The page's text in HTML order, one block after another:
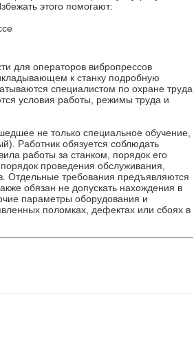
этого помогают:
для операторов вибропрессов
к станку подробную
специалистом по охране труда
условия работы, режимы труда и
не только специальное обучение,
Работник обязуется соблюдать
работы за станком, порядок его
проведения обслуживания,
Отдельные требования предъявляются
обязан не допускать нахождения в
параметры оборудования и
поломках, дефектах или сбоях в